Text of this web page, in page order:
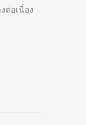
ต่อเนื่อง